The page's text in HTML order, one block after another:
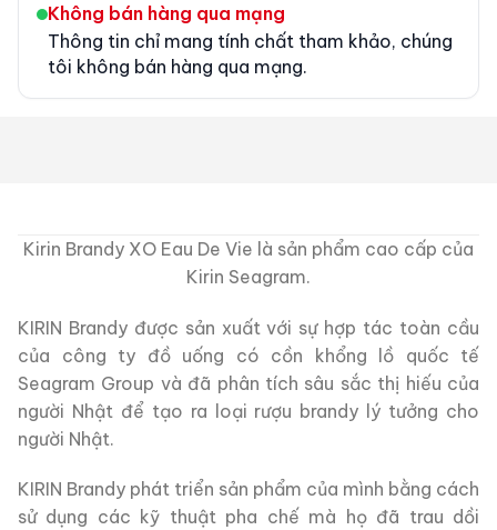
Không bán hàng qua mạng
Thông tin chỉ mang tính chất tham khảo, chúng
tôi không bán hàng qua mạng.
Kirin Brandy XO Eau De Vie là sản phẩm cao cấp của
Kirin Seagram.
KIRIN Brandy được sản xuất với sự hợp tác toàn cầu
của công ty đồ uống có cồn khổng lồ quốc tế
Seagram Group và đã phân tích sâu sắc thị hiếu của
người Nhật để tạo ra loại rượu brandy lý tưởng cho
người Nhật.
KIRIN Brandy phát triển sản phẩm của mình bằng cách
sử dụng các kỹ thuật pha chế mà họ đã trau dồi